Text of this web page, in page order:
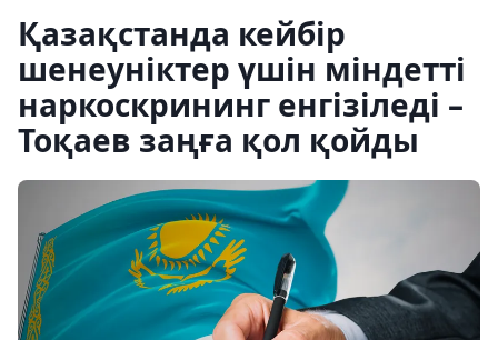
Қазақстанда кейбір
шенеуніктер үшін міндетті
наркоскрининг енгізіледі –
Тоқаев заңға қол қойды